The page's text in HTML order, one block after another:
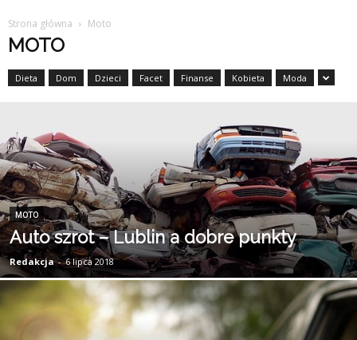
Strona główna Moto
MOTO
Dieta Dom Dzieci Facet Finanse Kobieta Moda
MOTO
Auto szrot – Lublin a dobre punkty
Redakcja - 6 lipca 2018